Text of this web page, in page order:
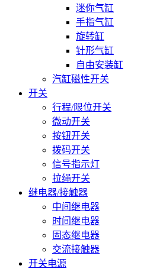
迷你气缸
手指气缸
旋转缸
针形气缸
自由安装缸
汽缸磁性开关
开关
行程/限位开关
微动开关
按钮开关
拨码开关
信号指示灯
拉绳开关
继电器/接触器
中间继电器
时间继电器
固态继电器
交流接触器
开关电源